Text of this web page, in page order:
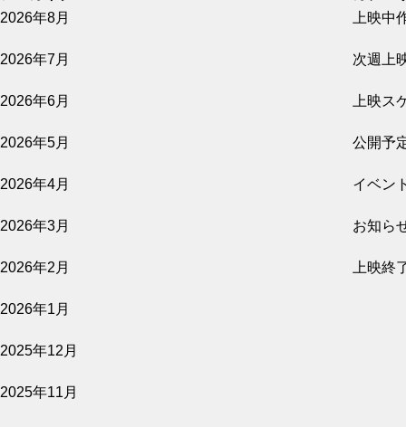
八月の声を運ぶ男
開戦前夜
GUN FISH あなたの知らないフグの世界
2026年8月
2026年7月
2026年6月
2026年5月
2026年4月
2026年3月
2026年2月
2026年1月
2025年12月
2025年11月
上映中
次週上
上映ス
公開予
イベン
お知ら
上映終